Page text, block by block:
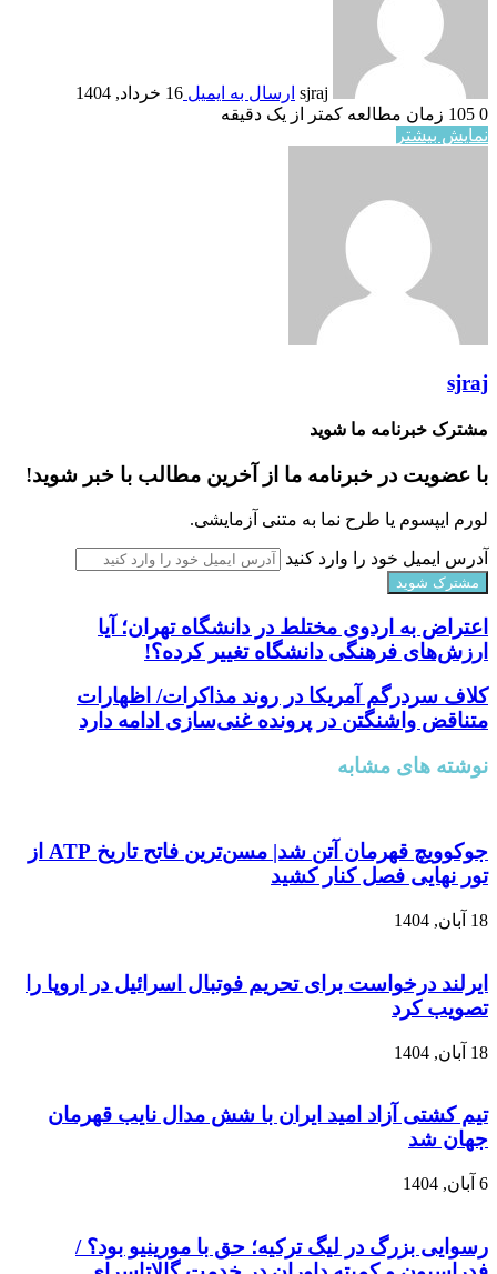
sjraj ارسال به ایمیل 16 خرداد, 1404
0
زمان مطالعه کمتر از یک دقیقه
نمایش بیشتر
sjraj
مشترک خبرنامه ما شوید
با عضویت در خبرنامه ما از آخرین مطالب با خبر شوید!
لورم ایپسوم یا طرح‌ نما به متنی آزمایشی.
آدرس ایمیل خود را وارد کنید
اعتراض به اردوی مختلط در دانشگاه تهران؛ آیا
ارزش‌های فرهنگی دانشگاه تغییر کرده؟!
کلاف سردرگم آمریکا در روند مذاکرات/ اظهارات
متناقض واشنگتن در پرونده غنی‌سازی ادامه دارد
نوشته های مشابه
جوکوویچ قهرمان آتن شد| مسن‌ترین فاتح تاریخ ATP از
تور نهایی فصل کنار کشید
18 آبان, 1404
ایرلند درخواست برای تحریم فوتبال اسرائیل در اروپا را
تصویب کرد
18 آبان, 1404
تیم کشتی آزاد امید ایران با شش مدال نایب قهرمان
جهان شد
6 آبان, 1404
رسوایی بزرگ در لیگ ترکیه؛ حق با مورینیو بود؟ /